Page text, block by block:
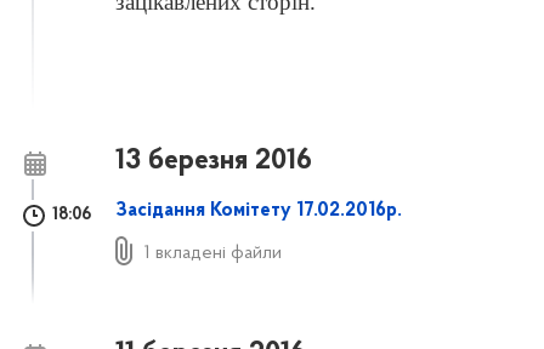
13 березня 2016
18:06 Засідання Комітету 17.02.2016р.
1 вкладені файли